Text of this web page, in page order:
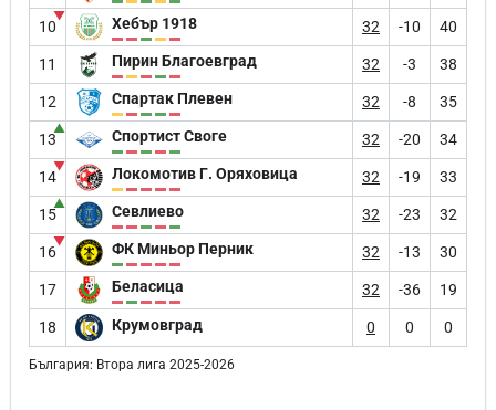
10
▼ Хебър 1918 32 -10 40
11 Пирин Благоевград 32 -3 38
12 Спартак Плевен 32 -8 35
13
▲ Спортист Своге 32 -20 34
14
▼ Локомотив Г. Оряховица 32 -19 33
15
▲ Севлиево 32 -23 32
16
▼ ФК Миньор Перник 32 -13 30
17 Беласица 32 -36 19
18 Крумовград 0 0 0
България: Втора лига 2025-2026